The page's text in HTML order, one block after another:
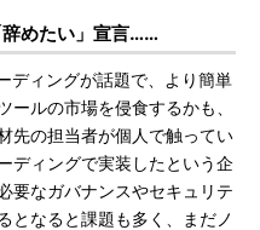
めたい」宣言……
ディングが話題で、より簡単
ールの市場を侵食するかも、
先の担当者が個人で触ってい
ディングで実装したという企
要なガバナンスやセキュリテ
となると課題も多く、まだノ